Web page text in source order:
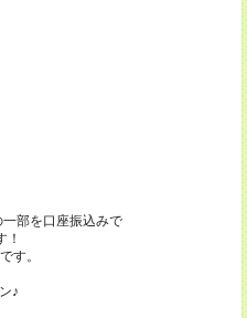
部を口座振込みで
！
す。
♪